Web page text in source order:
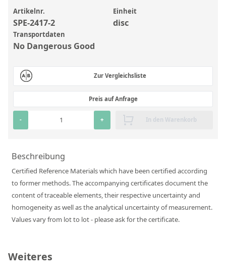
Übersicht: Kundenspezifische Standards
Anorganische wässrige Kundenmischungen
Elementstandards in Öl
Metallstandards | Setting Up Samples (SUS)
Kundenspezifische Polymerstandards
RFA-Monitorproben aus Silikatglas
Kundenspezifische Partikelstandards
Über uns
Über Labmix24
Presse und Aktuelles
Artikelnr.
SPE-2417-2
Einheit
disc
Transportdaten
No Dangerous Good
Zur Vergleichsliste
Preis auf Anfrage
- + In den Warenkorb
Beschreibung
Certified Reference Materials which have been certified according
to former methods. The accompanying certificates document the
content of traceable elements, their respective uncertainty and
homogeneity as well as the analytical uncertainty of measurement.
Values vary from lot to lot - please ask for the certificate.
Weiteres